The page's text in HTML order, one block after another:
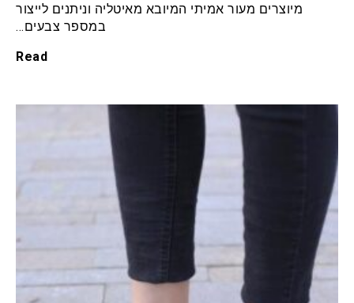
מיוצרים מעור אמיתי המיובא מאיטליה וניתנים לייצור
במספר צבעים…
Read